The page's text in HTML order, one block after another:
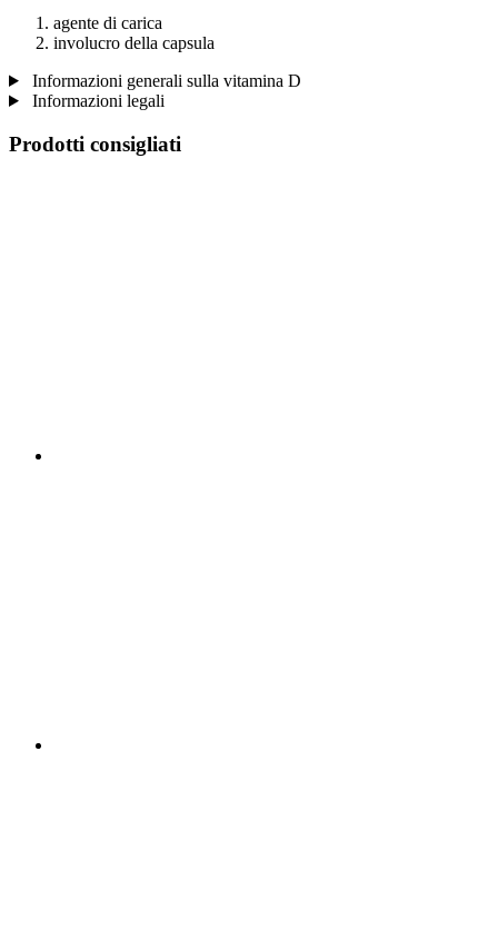
agente di carica
involucro della capsula
Informazioni generali sulla vitamina D
Informazioni legali
Prodotti consigliati